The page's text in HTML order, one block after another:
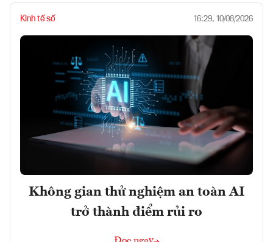
Kinh tế số 16:29, 10/08/2026
Không gian thử nghiệm an toàn AI
trở thành điểm rủi ro